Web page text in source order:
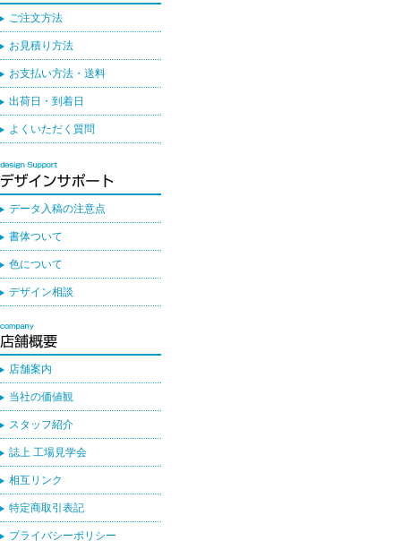
ご注文方法
お見積り方法
お支払い方法・送料
出荷日・到着日
よくいただく質問
データ入稿の注意点
書体ついて
色について
デザイン相談
店舗案内
当社の価値観
スタッフ紹介
誌上 工場見学会
相互リンク
特定商取引表記
プライバシーポリシー